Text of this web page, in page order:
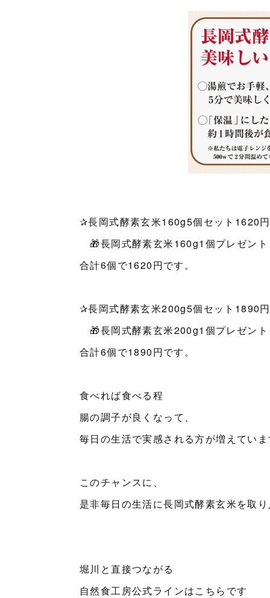
✰長岡式酵素玄米160g5個セット1620円
🎁長岡式酵素玄米160g1個プレゼント
合計6個で1620円です。
✰長岡式酵素玄米200g5個セット1890円
🎁長岡式酵素玄米200g1個プレゼント
合計6個で1890円です。
食べれば食べる程
腸の調子が良くなって、
毎日の生活で実感される方が増えてい
このチャンスに、
是非毎日の生活に長岡式酵素玄米を取
堀川と直接つながる
自然食工房公式ラインはこちらです